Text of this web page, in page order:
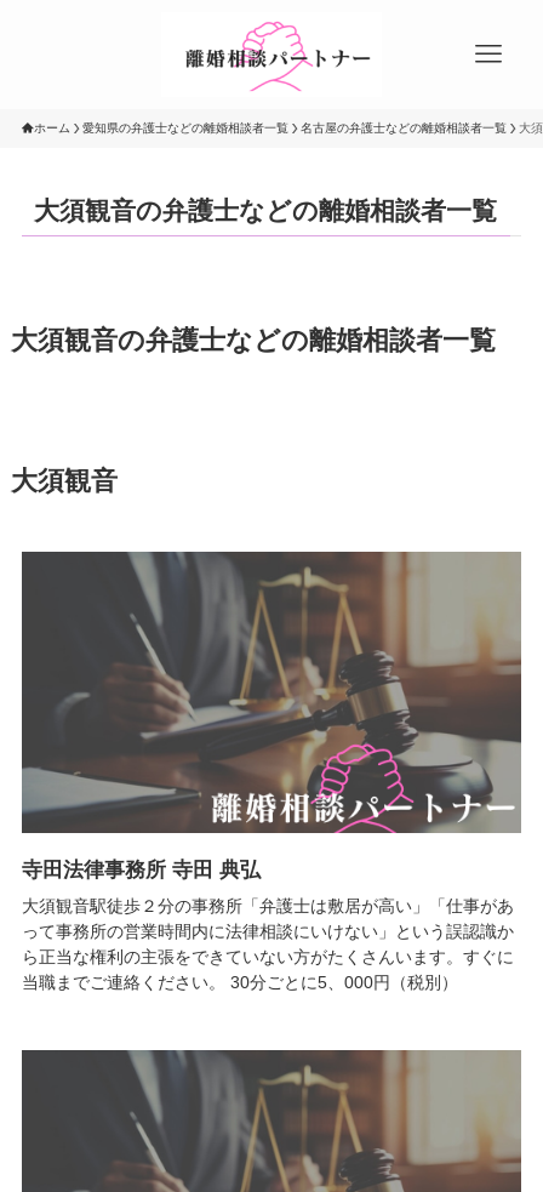
ホーム 愛知県の弁護士などの離婚相談者一覧 名古屋の弁護士などの離婚相談者一覧 大
大須観音の弁護士などの離婚相談者一覧
大須観音の弁護士などの離婚相談者一覧
大須観音
寺田法律事務所 寺田 典弘
大須観音駅徒歩２分の事務所「弁護士は敷居が高い」「仕事があ
って事務所の営業時間内に法律相談にいけない」という誤認識か
ら正当な権利の主張をできていない方がたくさんいます。すぐに
当職までご連絡ください。 30分ごとに5、000円（税別）